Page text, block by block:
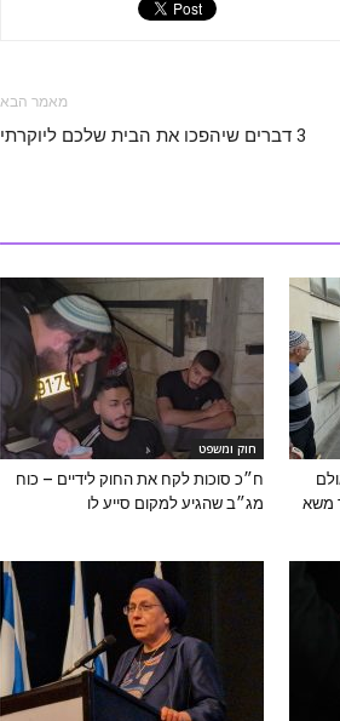
מאמר הבא
3 דברים שיהפכו את הבית שלכם ליוקרתי
משא
חוק ומשפט
ח״כ סוכות לקח את החוק לידיים – כוח
מג״ב שהגיע למקום סייע לו